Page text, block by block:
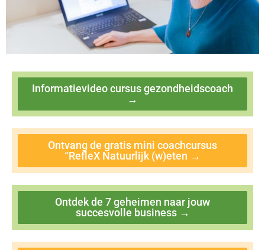
Informatievideo cursus gezondheidscoach
→
Ontvang de gratis mini coachcursus
“RefleX Natuurlijk (w)eten →
Ontdek de 7 geheimen naar jouw
succesvolle business →